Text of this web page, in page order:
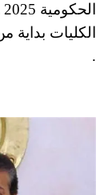
.